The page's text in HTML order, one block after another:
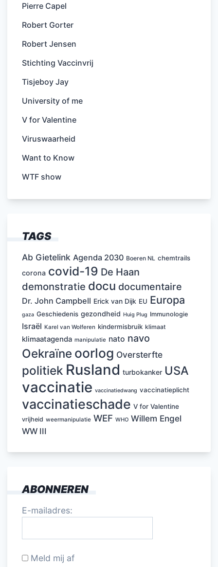
Pierre Capel
Robert Gorter
Robert Jensen
Stichting Vaccinvrij
Tisjeboy Jay
University of me
V for Valentine
Viruswaarheid
Want to Know
WTF show
TAGS
Ab Gietelink Agenda 2030 Boeren NL chemtrails
corona covid-19 De Haan
demonstratie docu documentaire
Dr. John Campbell Erick van Dijk EU Europa
gaza Geschiedenis gezondheid Huig Plug Immunologie
Israël Karel van Wolferen kindermisbruik klimaat
klimaatagenda manipulatie nato navo
Oekraïne oorlog Oversterfte
politiek Rusland turbokanker USA
vaccinatie vaccinatiedwang vaccinatieplicht
vaccinatieschade V for Valentine
vrijheid weermanipulatie WEF WHO Willem Engel
WW III
ABONNEREN
E-mailadres:
Meld mij af